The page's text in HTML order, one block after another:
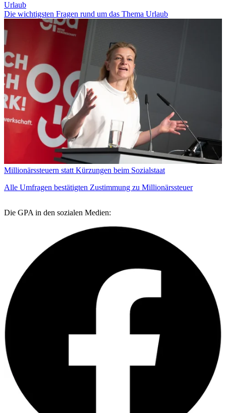
Urlaub
Die wichtigsten Fragen rund um das Thema Urlaub
Millionärssteuern statt Kürzungen beim Sozialstaat
Alle Umfragen bestätigten Zustimmung zu Millionärssteuer
Die GPA in den sozialen Medien: